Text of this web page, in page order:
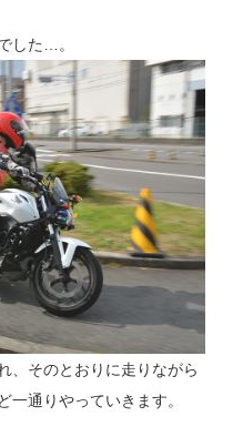
した…。
、そのとおりに走りながら
一通りやっていきます。